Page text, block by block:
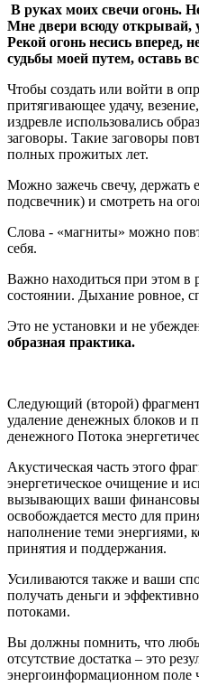
В руках моих свечи огонь.
Мне двери всюду открывай,
Рекой огонь несись вперед,
судьбы моей путем, оставь
Чтобы создать или войти в
притягивающее удачу,
издревле использовались
заговоры. Такие заговоры
полных прожитых лет.
Можно зажечь свечу, держать
подсвечник) и смотреть на
Слова - «магниты» можно
себя.
Важно находиться при этом в
состоянии. Дыхание ровное,
Это не установки и не
образная практика.
Следующий (второй)
удаление денежных блоков и
денежного Потока
Акустическая часть этого
энергетическое очищение и
вызывающих ваши
освобождается место для
наполнение теми энергиями,
принятия и поддержания.
Усиливаются также и ваши
получать деньги и
потоками.
Вы должны помнить, что
отсутствие достатка – это
энергоинформационном поле